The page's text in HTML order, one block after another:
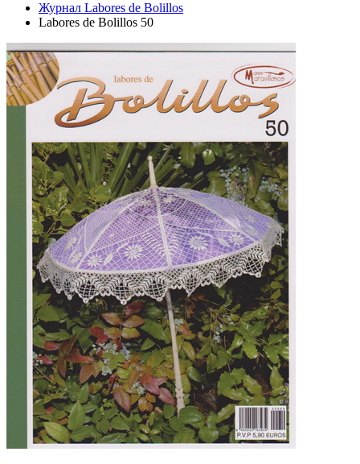
Журнал Labores de Bolillos
Labores de Bolillos 50